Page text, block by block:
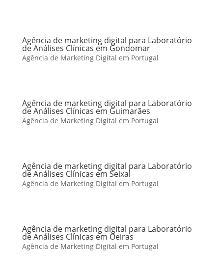
Agência de marketing digital para Laboratório
de Análises Clínicas em Gondomar
Agência de Marketing Digital em Portugal
Agência de marketing digital para Laboratório
de Análises Clínicas em Guimarães
Agência de Marketing Digital em Portugal
Agência de marketing digital para Laboratório
de Análises Clínicas em Seixal
Agência de Marketing Digital em Portugal
Agência de marketing digital para Laboratório
de Análises Clínicas em Oeiras
Agência de Marketing Digital em Portugal